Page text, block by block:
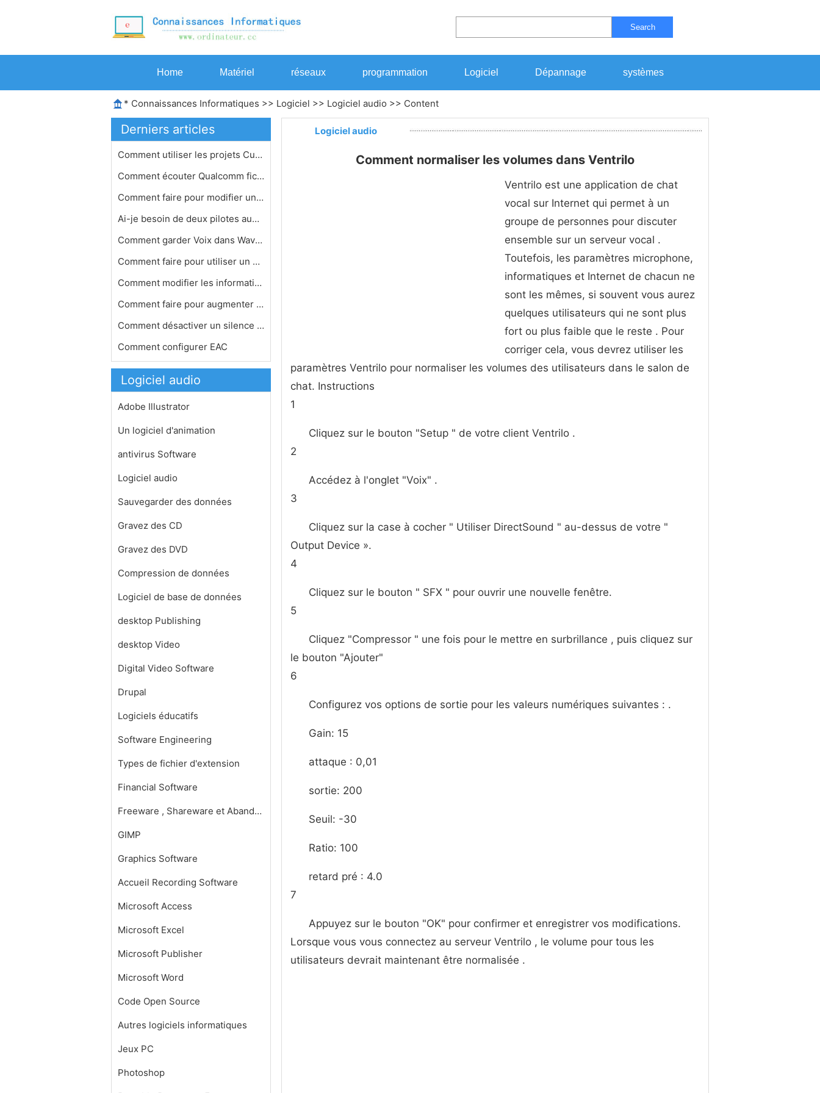
Search
Home Matériel réseaux programmation Logiciel Dépannage systèmes
* Connaissances Informatiques >> Logiciel >> Logiciel audio >> Content
Derniers articles
Comment utiliser les projets Cubase …
Comment écouter Qualcomm fichiers v…
Comment faire pour modifier un fichi…
Ai-je besoin de deux pilotes audio p…
Comment garder Voix dans Wavepad
Comment faire pour utiliser un clavi…
Comment modifier les informations de…
Comment faire pour augmenter le volu…
Comment désactiver un silence enreg…
Comment configurer EAC
Logiciel audio
Adobe Illustrator
Un logiciel d'animation
antivirus Software
Logiciel audio
Sauvegarder des données
Gravez des CD
Gravez des DVD
Compression de données
Logiciel de base de données
desktop Publishing
desktop Video
Digital Video Software
Drupal
Logiciels éducatifs
Software Engineering
Types de fichier d'extension
Financial Software
Freeware , Shareware et Abandonware
GIMP
Graphics Software
Accueil Recording Software
Microsoft Access
Microsoft Excel
Microsoft Publisher
Microsoft Word
Code Open Source
Autres logiciels informatiques
Jeux PC
Photoshop
Logiciel audio
Comment normaliser les volumes dans Ventrilo
Ventrilo est une application de chat
vocal sur Internet qui permet à un
groupe de personnes pour discuter
ensemble sur un serveur vocal .
Toutefois, les paramètres microphone,
informatiques et Internet de chacun ne
sont les mêmes, si souvent vous aurez
quelques utilisateurs qui ne sont plus
fort ou plus faible que le reste . Pour
corriger cela, vous devrez utiliser les
paramètres Ventrilo pour normaliser les volumes des utilisateurs dans le salon de
chat. Instructions
1
Cliquez sur le bouton "Setup " de votre client Ventrilo .
2
Accédez à l'onglet "Voix" .
3
Cliquez sur la case à cocher " Utiliser DirectSound " au-dessus de votre "
Output Device ».
4
Cliquez sur le bouton " SFX " pour ouvrir une nouvelle fenêtre.
5
Cliquez "Compressor " une fois pour le mettre en surbrillance , puis cliquez sur
le bouton "Ajouter"
6
Configurez vos options de sortie pour les valeurs numériques suivantes : .
Gain: 15
attaque : 0,01
sortie: 200
Seuil: -30
Ratio: 100
retard pré : 4.0
7
Appuyez sur le bouton "OK" pour confirmer et enregistrer vos modifications.
Lorsque vous vous connectez au serveur Ventrilo , le volume pour tous les
utilisateurs devrait maintenant être normalisée .